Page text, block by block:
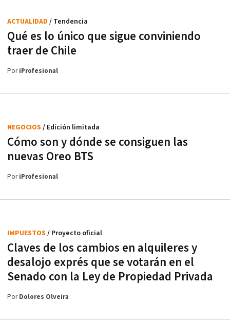
Qué es lo único que sigue conviniendo
traer de Chile
ACTUALIDAD / Tendencia
PoriProfesional
Cómo son y dónde se consiguen las
nuevas Oreo BTS
NEGOCIOS / Edición limitada
PoriProfesional
Claves de los cambios en alquileres y
desalojo exprés que se votarán en el
Senado con la Ley de Propiedad Privada
IMPUESTOS / Proyecto oficial
PorDolores Olveira